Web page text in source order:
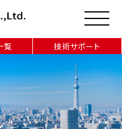
覧 技術サポート